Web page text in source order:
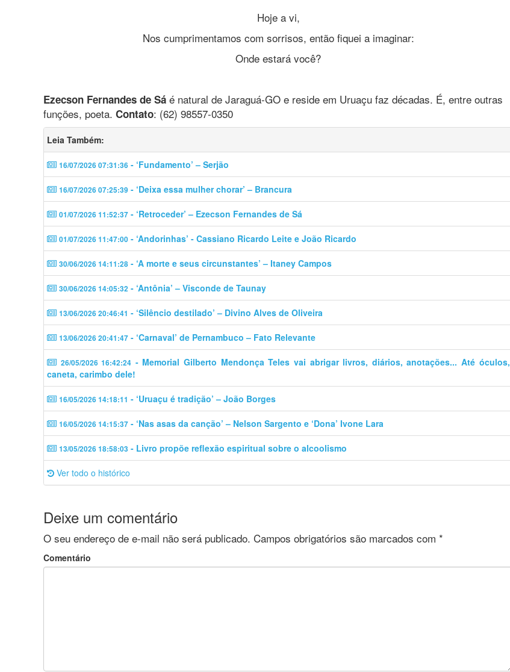
Hoje a vi,
Nos cumprimentamos com sorrisos, então fiquei a imaginar:
Onde estará você?
Ezecson Fernandes de Sá é natural de Jaraguá-GO e reside em Uruaçu faz décadas. É, entre outras
funções, poeta. Contato: (62) 98557-0350
Leia Também:
16/07/2026 07:31:36 - ‘Fundamento’ – Serjão
16/07/2026 07:25:39 - ‘Deixa essa mulher chorar’ – Brancura
01/07/2026 11:52:37 - ‘Retroceder’ – Ezecson Fernandes de Sá
01/07/2026 11:47:00 - ‘Andorinhas’ - Cassiano Ricardo Leite e João Ricardo
30/06/2026 14:11:28 - ‘A morte e seus circunstantes’ – Itaney Campos
30/06/2026 14:05:32 - ‘Antônia’ – Visconde de Taunay
13/06/2026 20:46:41 - ‘Silêncio destilado’ – Divino Alves de Oliveira
13/06/2026 20:41:47 - ‘Carnaval’ de Pernambuco – Fato Relevante
26/05/2026 16:42:24 - Memorial Gilberto Mendonça Teles vai abrigar livros, diários, anotações... Até óculos,
caneta, carimbo dele!
16/05/2026 14:18:11 - ‘Uruaçu é tradição’ – João Borges
16/05/2026 14:15:37 - ‘Nas asas da canção’ – Nelson Sargento e ‘Dona’ Ivone Lara
13/05/2026 18:58:03 - Livro propõe reflexão espiritual sobre o alcoolismo
Ver todo o histórico
Deixe um comentário
O seu endereço de e-mail não será publicado. Campos obrigatórios são marcados com *
Comentário